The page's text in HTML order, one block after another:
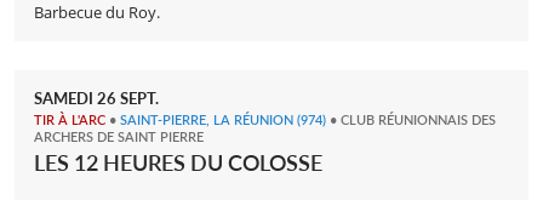
Barbecue du Roy.
SAMEDI 26 SEPT.
TIR À L'ARC • SAINT-PIERRE, LA RÉUNION (974) • CLUB RÉUNIONNAIS DES
ARCHERS DE SAINT PIERRE
LES 12 HEURES DU COLOSSE